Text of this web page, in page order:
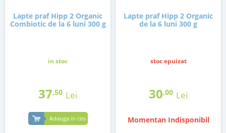
Lapte praf Hipp 2 Organic
Combiotic de la 6 luni 300 g
in stoc
37,50 Lei
Adauga in cos
Lapte praf Hipp 2 Organic
de la 6 luni 300 g
stoc epuizat
30,00 Lei
Momentan Indisponibil